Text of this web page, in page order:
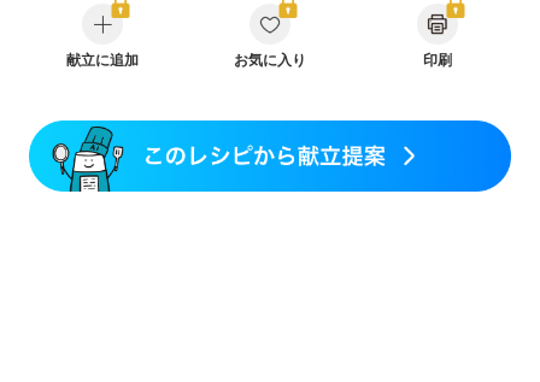
CKD（ステージ１）
CKD（ステージ２）
CKD（ステージ３a）
CKD（ステージ３b）
乳がん（抗がん剤治療中）
乳がん（ホルモン療法中）
妊婦健診・体重増加が気になる（初期）
妊婦健診・血圧が気になる（初期）
妊婦健診・血糖値が気になる（初期）
献立に追加 お気に入り 印刷